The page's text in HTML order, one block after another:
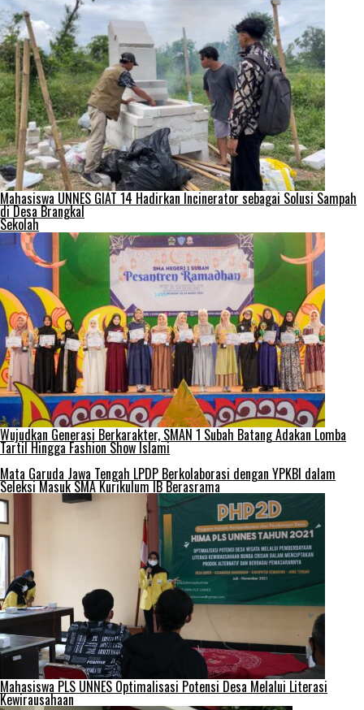
Mahasiswa UNNES GIAT 14 Hadirkan Incinerator sebagai Solusi Sampah
di Desa Brangkal
Sekolah
Wujudkan Generasi Berkarakter, SMAN 1 Subah Batang Adakan Lomba
Tartil Hingga Fashion Show Islami
Mata Garuda Jawa Tengah LPDP Berkolaborasi dengan YPKBI dalam
Seleksi Masuk SMA Kurikulum IB Berasrama
Mahasiswa PLS UNNES Optimalisasi Potensi Desa Melalui Literasi
Kewirausahaan